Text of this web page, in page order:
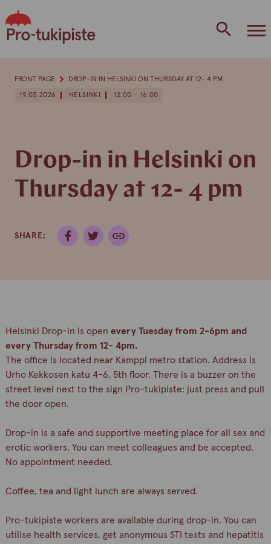
to
content
19.03.2026 HELSINKI 12:00 - 16:00
Drop-in in Helsinki on
Thursday at 12- 4 pm
SHARE:
FRONT PAGE DROP-IN IN HELSINKI ON THURSDAY AT 12- 4 PM
Helsinki Drop-in is open every Tuesday from 2-6pm and
every Thursday from 12- 4pm.
The office is located near Kamppi metro station. Address is
Urho Kekkosen katu 4-6, 5th floor. There is a buzzer on the
street level next to the sign Pro-tukipiste: just press and pull
the door open.
Drop-in is a safe and supportive meeting place for all sex and
erotic workers. You can meet colleagues and be accepted.
No appointment needed.
Coffee, tea and light lunch are always served.
Pro-tukipiste workers are available during drop-in. You can
utilise health services, get anonymous STI tests and hepatitis